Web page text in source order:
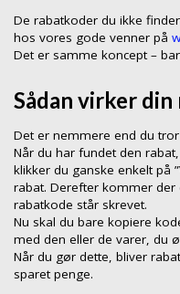
De rabatkoder du ikke
hos vores gode venner på
Det er samme koncept –
Sådan virker
Det er nemmere end du
Når du har fundet den
klikker du ganske enkelt på
rabat. Derefter kommer der
rabatkode står skrevet.
Nu skal du bare kopiere
med den eller de varer, du
Når du gør dette, bliver
sparet penge.